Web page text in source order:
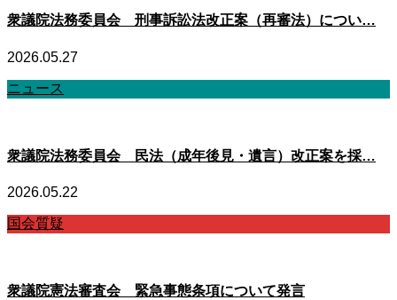
衆議院法務委員会 刑事訴訟法改正案（再審法）につい…
2026.05.27
ニュース
衆議院法務委員会 民法（成年後見・遺言）改正案を採…
2026.05.22
国会質疑
衆議院憲法審査会 緊急事態条項について発言